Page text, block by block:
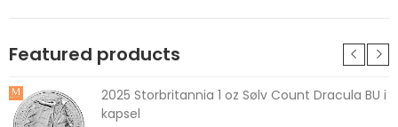
Featured products
2025 Storbritannia 1 oz Sølv Count Dracula BU i
kapsel